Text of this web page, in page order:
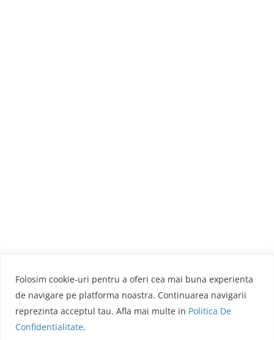
Folosim cookie-uri pentru a oferi cea mai buna experienta
de navigare pe platforma noastra. Continuarea navigarii
reprezinta acceptul tau. Afla mai multe in Politica De
Confidentialitate.